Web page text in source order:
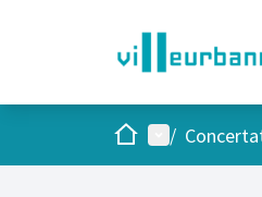
AccueilMenu
/